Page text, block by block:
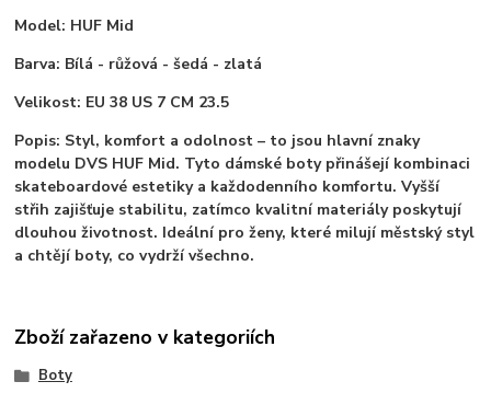
Model: HUF Mid
Barva: Bílá - růžová - šedá - zlatá
Velikost: EU 38 US 7 CM 23.5
Popis: Styl, komfort a odolnost – to jsou hlavní znaky
modelu DVS HUF Mid. Tyto dámské boty přinášejí kombinaci
skateboardové estetiky a každodenního komfortu. Vyšší
střih zajišťuje stabilitu, zatímco kvalitní materiály poskytují
dlouhou životnost. Ideální pro ženy, které milují městský styl
a chtějí boty, co vydrží všechno.
Zboží zařazeno v kategoriích
Boty